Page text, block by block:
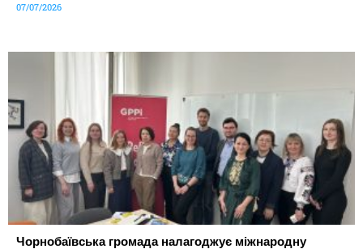
07/07/2026
Чорнобаївська громада налагоджує міжнародну